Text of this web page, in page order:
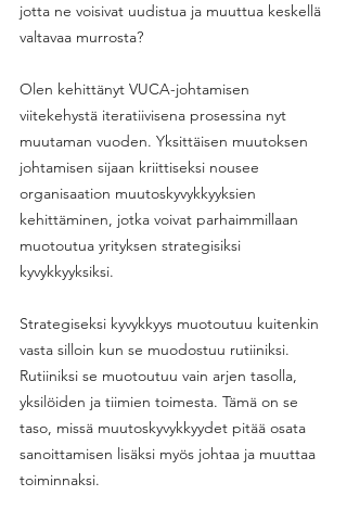
jotta ne voisivat uudistua ja muuttua keskellä
valtavaa murrosta?
Olen kehittänyt VUCA-johtamisen
viitekehystä iteratiivisena prosessina nyt
muutaman vuoden. Yksittäisen muutoksen
johtamisen sijaan kriittiseksi nousee
organisaation muutoskyvykkyyksien
kehittäminen, jotka voivat parhaimmillaan
muotoutua yrityksen strategisiksi
kyvykkyyksiksi.
Strategiseksi kyvykkyys muotoutuu kuitenkin
vasta silloin kun se muodostuu rutiiniksi.
Rutiiniksi se muotoutuu vain arjen tasolla,
yksilöiden ja tiimien toimesta. Tämä on se
taso, missä muutoskyvykkyydet pitää osata
sanoittamisen lisäksi myös johtaa ja muuttaa
toiminnaksi.